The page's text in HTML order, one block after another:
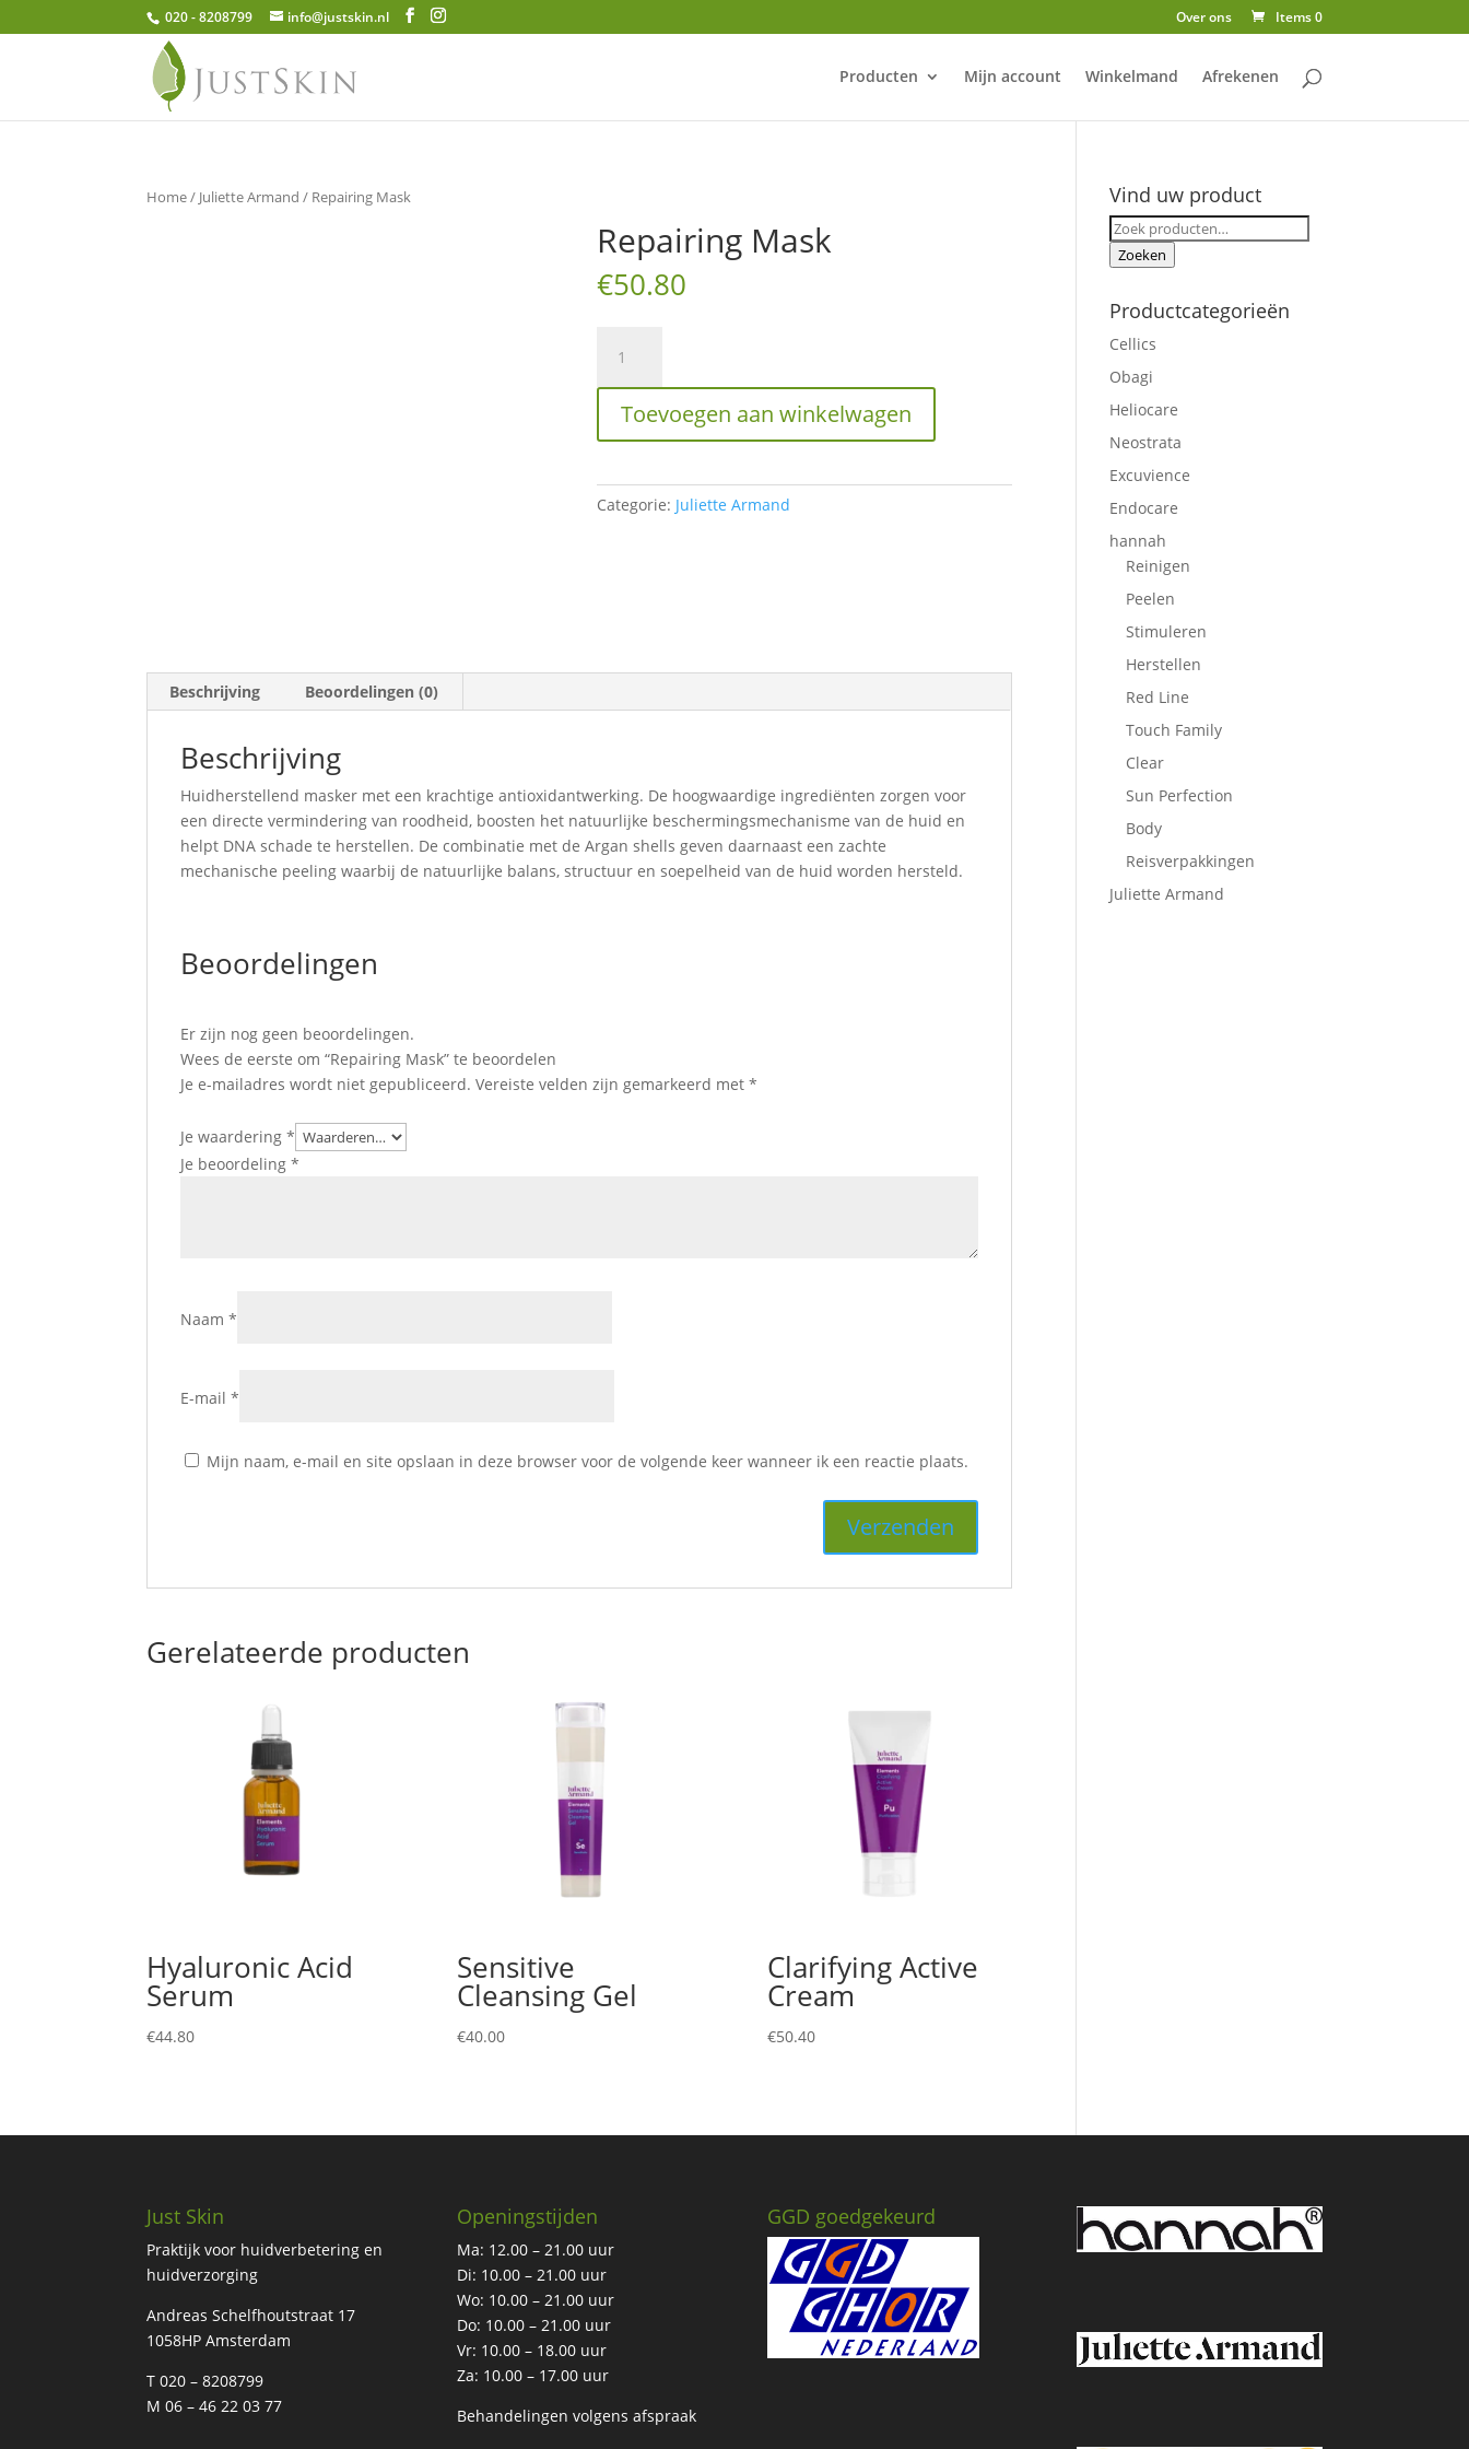
020 - 8208799 info@justskin.nl Over ons Items 0
Producten Mijn account Winkelmand Afrekenen
Home/ Juliette Armand / Repairing Mask
Repairing Mask
€50.80
Mask
aantal
Toevoegen aan winkelwagen
Categorie: Juliette Armand
Beschrijving Beoordelingen (0)
Beschrijving
Huidherstellend masker met een krachtige antioxidantwerking. De hoogwaardige ingrediënten zorgen voor
een directe vermindering van roodheid, boosten het natuurlijke beschermingsmechanisme van de huid en
helpt DNA schade te herstellen. De combinatie met de Argan shells geven daarnaast een zachte
mechanische peeling waarbij de natuurlijke balans, structuur en soepelheid van de huid worden hersteld.
Beoordelingen
Er zijn nog geen beoordelingen.
Wees de eerste om “Repairing Mask” te beoordelen
Je e-mailadres wordt niet gepubliceerd. Vereiste velden zijn gemarkeerd met*
Je waardering*
Je beoordeling*
Naam*
E-mail*
Mijn naam, e-mail en site opslaan in deze browser voor de volgende keer wanneer ik een reactie plaats.
Gerelateerde producten
Hyaluronic Acid
Serum
€44.80
Sensitive
Cleansing Gel
€40.00
Clarifying Active
Cream
€50.40
Vind uw product
Zoeken
naar:
Zoeken
Productcategorieën
Cellics
Obagi
Heliocare
Neostrata
Excuvience
Endocare
hannah
Reinigen
Peelen
Stimuleren
Herstellen
Red Line
Touch Family
Clear
Sun Perfection
Body
Reisverpakkingen
Juliette Armand
Just Skin
Praktijk voor huidverbetering en
huidverzorging
Andreas Schelfhoutstraat 17
1058HP Amsterdam
T 020 – 8208799
M 06 – 46 22 03 77
Openingstijden
Ma: 12.00 – 21.00 uur
Di: 10.00 – 21.00 uur
Wo: 10.00 – 21.00 uur
Do: 10.00 – 21.00 uur
Vr: 10.00 – 18.00 uur
Za: 10.00 – 17.00 uur
Behandelingen volgens afspraak
GGD goedgekeurd